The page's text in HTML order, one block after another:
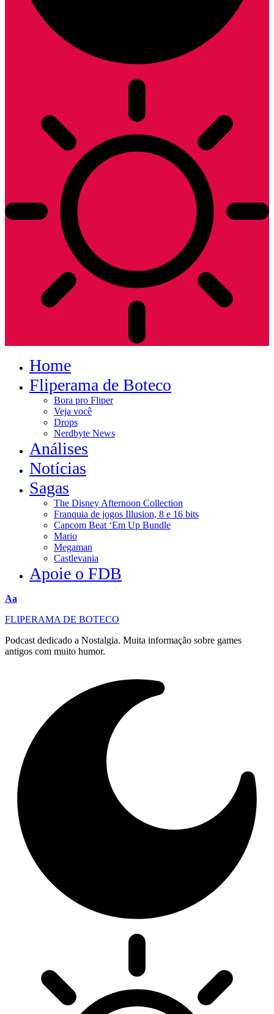
Home
Fliperama de Boteco
Bora pro Fliper
Veja você
Drops
Nerdbyte News
Análises
Notícias
Sagas
The Disney Afternoon Collection
Franquia de jogos Illusion, 8 e 16 bits
Capcom Beat ‘Em Up Bundle
Mario
Megaman
Castlevania
Apoie o FDB
Redimensionar
Aa
FLIPERAMA DE BOTECO
Podcast dedicado a Nostalgia. Muita informação sobre games
antigos com muito humor.